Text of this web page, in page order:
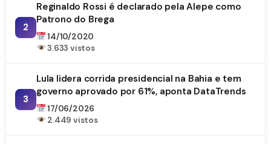
2
Reginaldo Rossi é declarado pela Alepe como
Patrono do Brega
14/10/2020
3.633 vistos
3
Lula lidera corrida presidencial na Bahia e tem
governo aprovado por 61%, aponta DataTrends
17/06/2026
2.449 vistos